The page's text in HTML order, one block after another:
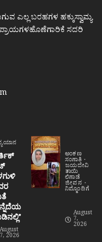
ಎಲ್ಲ ಬರಹಗಳ ಹಕ್ಕುಸ್ವಾಮ್ಯ
ಸದರಿ
August
7, 2026
ಅಂಕಣ
ಸಂಗಾತಿ
ಜಯದೇವಿ
ತಾಯಿ
ಲಿಗಾಡೆ
ಜೀವನ
ನಿಮ್ಮೊಂದಿಗೆ
August
7,
2026